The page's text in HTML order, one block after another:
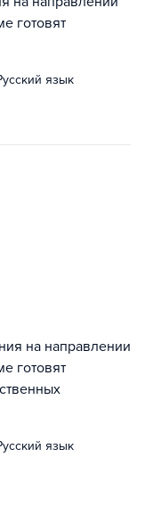
готовят
русский язык
на направлении
готовят
русский язык